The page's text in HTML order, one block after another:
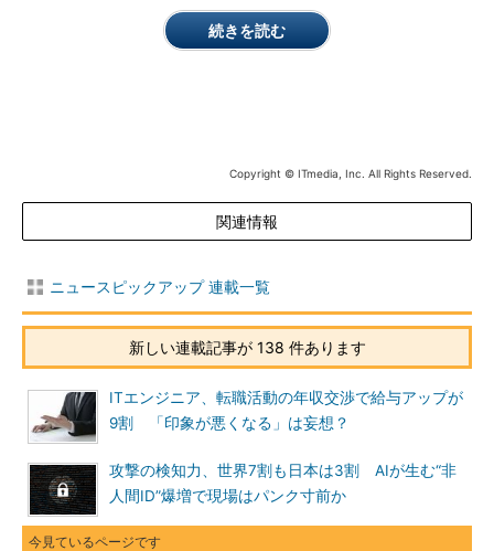
続きを読む
Copyright © ITmedia, Inc. All Rights Reserved.
関連情報
ニュースピックアップ 連載一覧
新しい連載記事が 138 件あります
ITエンジニア、転職活動の年収交渉で給与アップが
9割 「印象が悪くなる」は妄想？
攻撃の検知力、世界7割も日本は3割 AIが生む“非
人間ID”爆増で現場はパンク寸前か